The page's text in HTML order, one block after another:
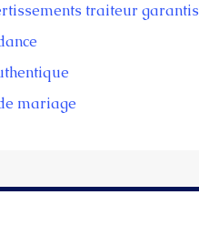
traiteur garantis
mariage